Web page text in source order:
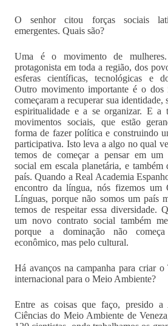
O senhor citou forças sociais
emergentes. Quais são?
Uma é o movimento de
protagonista em toda a região, dos
esferas científicas, tecnológicas e
Outro movimento importante é o dos
começaram a recuperar sua identidade,
espiritualidade e a se organizar. E a
movimentos sociais, que estão
forma de fazer política e construindo
participativa. Isto leva a algo no qual
temos de começar a pensar em um
social em escala planetária, e também
país. Quando a Real Academia
encontro da língua, nós fizemos um
Línguas, porque não somos um país
temos de respeitar essa diversidade.
um novo contrato social também
porque a dominação não
econômico, mas pelo cultural.
Há avanços na campanha para criar o
internacional para o Meio Ambiente?
Entre as coisas que faço, presido a
Ciências do Meio Ambiente de